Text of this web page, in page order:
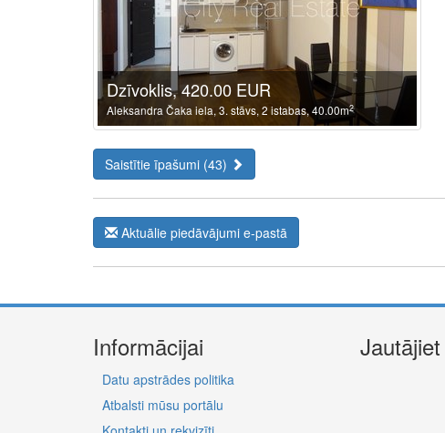
Dzīvoklis, 420.00 EUR
Aleksandra Čaka iela, 3. stāvs, 2 istabas, 40.00m2
Saistītie īpašumi (43)
Aktuālie piedāvājumi e-pastā
Informācijai
Datu apstrādes politika
Atbalsti mūsu portālu